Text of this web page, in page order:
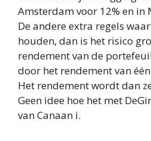
Amsterdam voor 12% en in
De andere extra regels
houden, dan is het risico
rendement van de
door het rendement van
Het rendement wordt dan
Geen idee hoe het met
van Canaan i.